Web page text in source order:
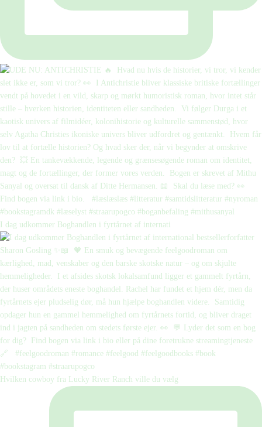
I dag udkommer Boghandlen i fyrtårnet af internati
Hvilken cowboy fra Lucky River Ranch ville du vælg